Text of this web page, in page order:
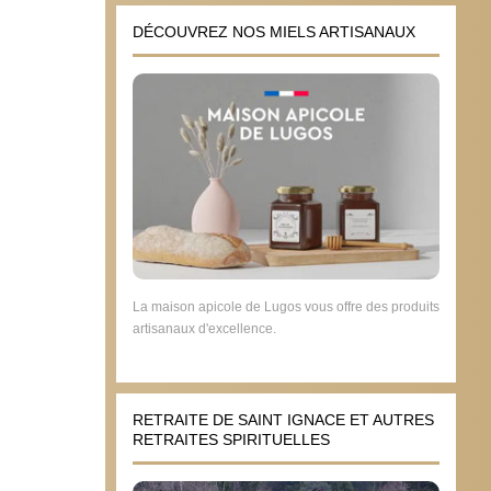
DÉCOUVREZ NOS MIELS ARTISANAUX
La maison apicole de Lugos vous offre des produits
artisanaux d'excellence.
RETRAITE DE SAINT IGNACE ET AUTRES
RETRAITES SPIRITUELLES